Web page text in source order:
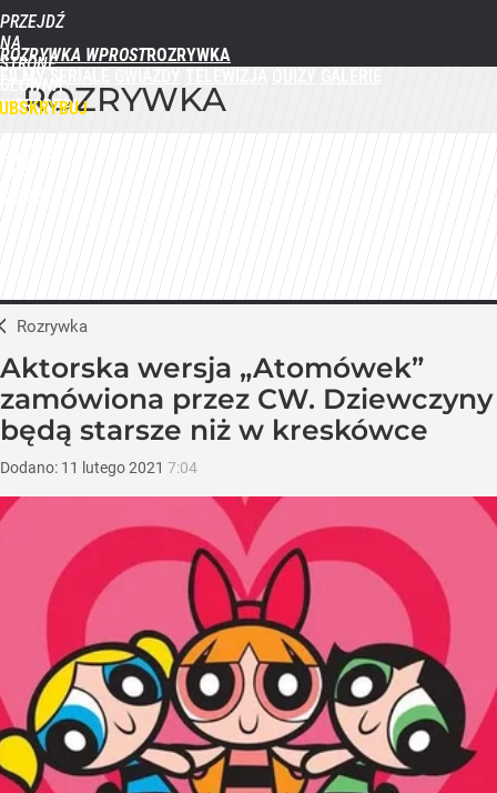
PRZEJDŹ
NA
STRONĘ
GŁÓWNĄ
WPROST.PL
ROZRYWKA WPROST
ROZRYWKA
Rozrywka
Aktorska wersja „Atomówek”
zamówiona przez CW. Dziewczyny
będą starsze niż w kreskówce
Dodano: 11 lutego2021 7:04